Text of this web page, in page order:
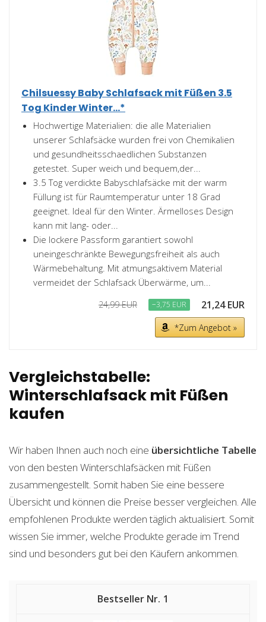
Chilsuessy Baby Schlafsack mit Füßen 3.5
Tog Kinder Winter...*
Hochwertige Materialien: die alle Materialien
unserer Schlafsäcke wurden frei von Chemikalien
und gesundheitsschaedlichen Substanzen
getestet. Super weich und bequem,der...
3.5 Tog verdickte Babyschlafsäcke mit der warm
Füllung ist für Raumtemperatur unter 18 Grad
geeignet. Ideal für den Winter. Ärmelloses Design
kann mit lang- oder...
Die lockere Passform garantiert sowohl
uneingeschränkte Bewegungsfreiheit als auch
Wärmebehaltung. Mit atmungsaktivem Material
vermeidet der Schlafsack Überwärme, um...
24,99 EUR −3,75 EUR 21,24 EUR
*Zum Angebot »
Vergleichstabelle:
Winterschlafsack mit Füßen
kaufen
Wir haben Ihnen auch noch eine übersichtliche Tabelle
von den besten Winterschlafsäcken mit Füßen
zusammengestellt. Somit haben Sie eine bessere
Übersicht und können die Preise besser vergleichen. Alle
empfohlenen Produkte werden täglich aktualisiert. Somit
wissen Sie immer, welche Produkte gerade im Trend
sind und besonders gut bei den Käufern ankommen.
1